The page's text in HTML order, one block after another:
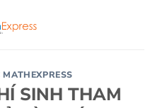
SINH THAM